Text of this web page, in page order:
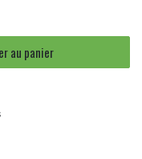
au panier